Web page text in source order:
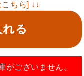
ちら] ↓↓
る
がございません。